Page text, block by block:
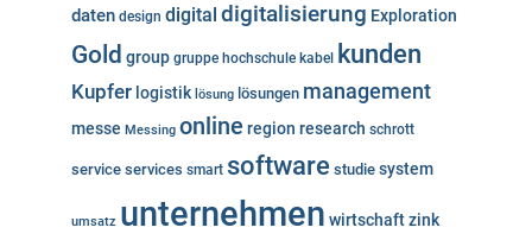
n
daten design digital digitalisierung Exploration
Gold group gruppe hochschule kabel kunden
Kupfer logistik lösung lösungen management
messe Messing online region research schrott
service services smart software studie system
umsatz unternehmen wirtschaftzink